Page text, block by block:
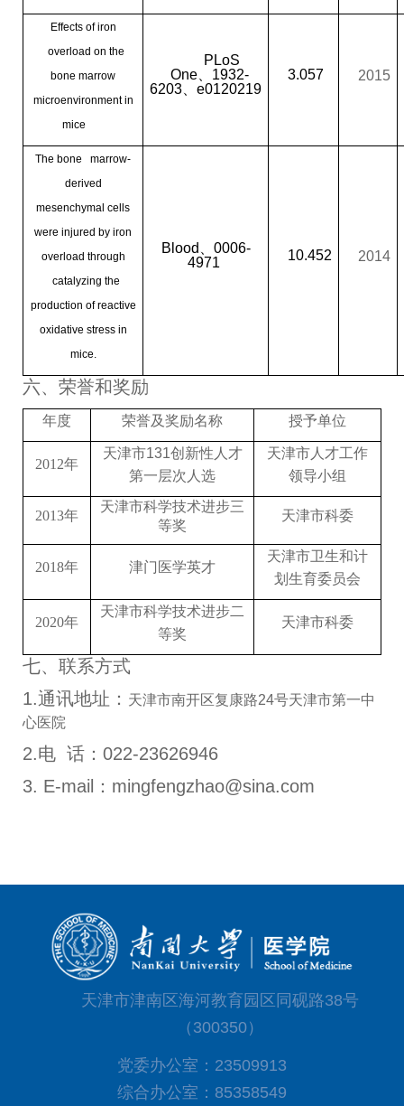
Effects of iron
overload on the
bone marrow
microenvironment in
mice
PLoS
One、 1932-
6203
e0120219
3.057 2015
The bone marrow-
derived
mesenchymal cells
were injured by iron
overload through
catalyzing the
production of reactive
oxidative stress in
mice.
Blood
0006-
4971
10.452 2014
六、荣誉和奖励
年度 荣誉及奖励名称 授予单位
2012年
天津市131创新性人才
第一层次人选
天津市人才工作
领导小组
2013年
天津市科学技术进步三
等奖
天津市科委
2018年 津门医学英才
天津市卫生和计
划生育委员会
2020年
天津市科学技术进步二
等奖
天津市科委
七、联系方式
1.通讯地址： 天津市南开区复康路24号天津市第一中
心医院
2.电 话： 022-23626946
3. E-mail ： mingfengzhao@sina.com
天津市津南区海河教育园区同砚路38号
（300350）
党委办公室：23509913
综合办公室：85358549